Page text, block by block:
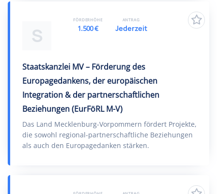
S
Staatskanzlei MV – Förderung des
Europagedankens, der europäischen
Integration & der partnerschaftlichen
Beziehungen (EurFöRL M-V)
Das Land Mecklenburg-Vorpommern fördert Projekte,
die sowohl regional-partnerschaftliche Beziehungen
als auch den Europagedanken stärken.
FÖRDERHÖHE
1.500 €
ANTRAG
Jederzeit